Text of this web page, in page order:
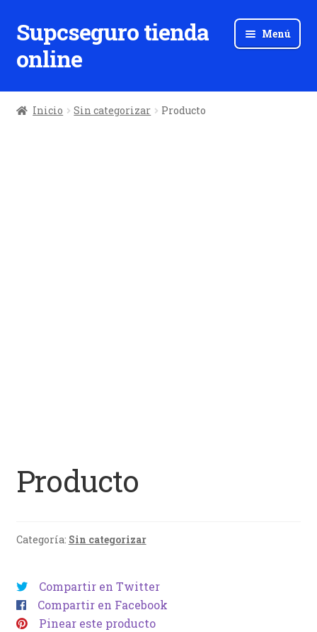
Ir
a
la
Ir
al
contenido
Supcseguro tienda
online
Menú
Inicio Sin categorizar Producto
Producto
Categoría: Sin categorizar
Compartir en Twitter
Compartir en Facebook
Pinear este producto